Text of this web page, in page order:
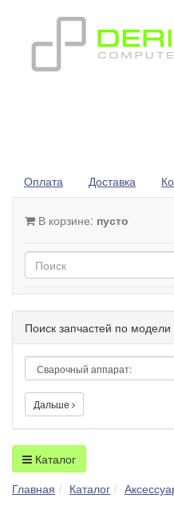
Оплата Доставка
В корзине: пусто
Поиск запчастей по модели
Дальше
Каталог
Главная
Каталог